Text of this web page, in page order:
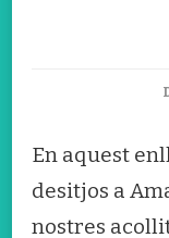
En aquest
desitjos a
nostres